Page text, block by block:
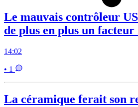
Le mauvais contrôleur
de plus en plus un
14:02
• 1
La céramique ferait son